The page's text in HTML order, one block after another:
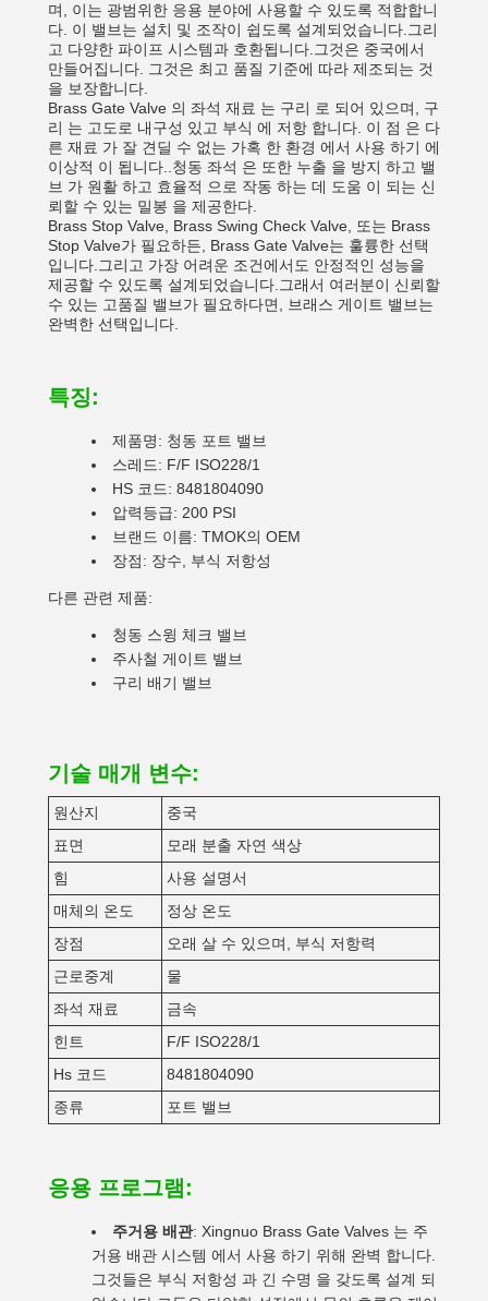
며, 이는 광범위한 응용 분야에 사용할 수 있도록 적합합니
다. 이 밸브는 설치 및 조작이 쉽도록 설계되었습니다.그리
고 다양한 파이프 시스템과 호환됩니다.그것은 중국에서
만들어집니다. 그것은 최고 품질 기준에 따라 제조되는 것
을 보장합니다.
Brass Gate Valve 의 좌석 재료 는 구리 로 되어 있으며, 구
리 는 고도로 내구성 있고 부식 에 저항 합니다. 이 점 은 다
른 재료 가 잘 견딜 수 없는 가혹 한 환경 에서 사용 하기 에
이상적 이 됩니다..청동 좌석 은 또한 누출 을 방지 하고 밸
브 가 원활 하고 효율적 으로 작동 하는 데 도움 이 되는 신
뢰할 수 있는 밀봉 을 제공한다.
Brass Stop Valve, Brass Swing Check Valve, 또는 Brass
Stop Valve가 필요하든, Brass Gate Valve는 훌륭한 선택
입니다.그리고 가장 어려운 조건에서도 안정적인 성능을
제공할 수 있도록 설계되었습니다.그래서 여러분이 신뢰할
수 있는 고품질 밸브가 필요하다면, 브래스 게이트 밸브는
완벽한 선택입니다.
특징:
제품명: 청동 포트 밸브
스레드: F/F ISO228/1
HS 코드: 8481804090
압력등급: 200 PSI
브랜드 이름: TMOK의 OEM
장점: 장수, 부식 저항성
다른 관련 제품:
청동 스윙 체크 밸브
주사철 게이트 밸브
구리 배기 밸브
기술 매개 변수:
원산지
중국
표면
모래 분출 자연 색상
힘
사용 설명서
매체의 온도
정상 온도
장점
오래 살 수 있으며, 부식 저항력
근로중계
물
좌석 재료
금속
힌트
F/F ISO228/1
Hs 코드
8481804090
종류
포트 밸브
응용 프로그램:
주거용 배관: Xingnuo Brass Gate Valves 는 주
거용 배관 시스템 에서 사용 하기 위해 완벽 합니다.
그것들은 부식 저항성 과 긴 수명 을 갖도록 설계 되